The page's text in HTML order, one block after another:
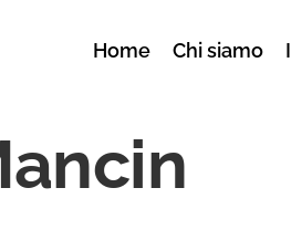
Home Chi siamo